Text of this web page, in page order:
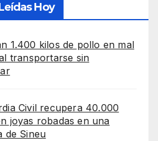
Hoy
1.400 kilos de pollo en mal
transportarse sin
Civil recupera 40.000
joyas robadas en una
de Sineu